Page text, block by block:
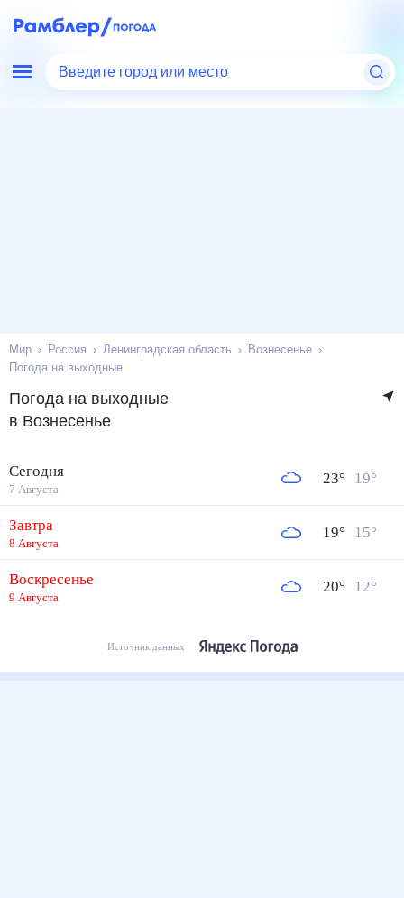
Введите город или место
Мир Россия Ленинградская область
Вознесенье
Погода на выходные
Погода на выходные
в Вознесенье
Сегодня
7 Августа
23° 19°
Завтра
8 Августа
19° 15°
Воскресенье
9 Августа
20° 12°
Источник данных